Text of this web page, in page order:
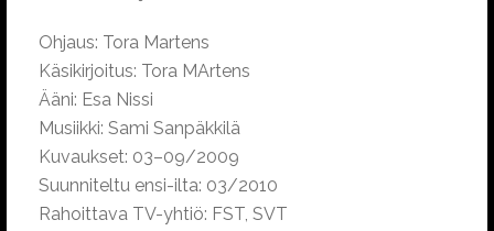
Ohjaus: Tora Martens
Käsikirjoitus: Tora MArtens
Ääni: Esa Nissi
Musiikki: Sami Sanpäkkilä
Kuvaukset: 03–09/2009
Suunniteltu ensi-ilta: 03/2010
Rahoittava TV-yhtiö: FST, SVT